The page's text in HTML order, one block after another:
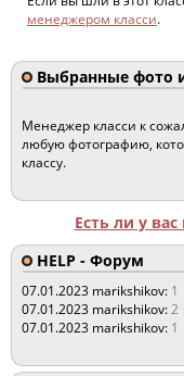
менеджером класси.
Выбранные фото
Менеджер класси к
любую фотографию,
классу.
Есть ли у
HELP - Форум
07.01.2023 marikshikov: 1
07.01.2023 marikshikov:2
07.01.2023 marikshikov: 1